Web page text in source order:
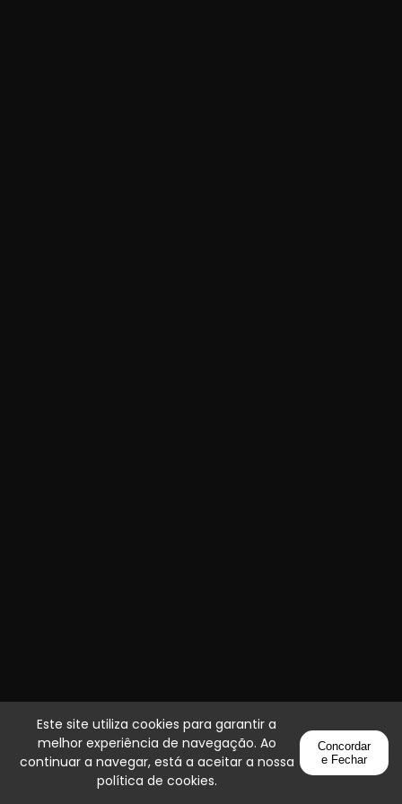
Este site utiliza cookies para garantir a
melhor experiência de navegação. Ao
continuar a navegar, está a aceitar a nossa
política de cookies.
Concordar
e Fechar